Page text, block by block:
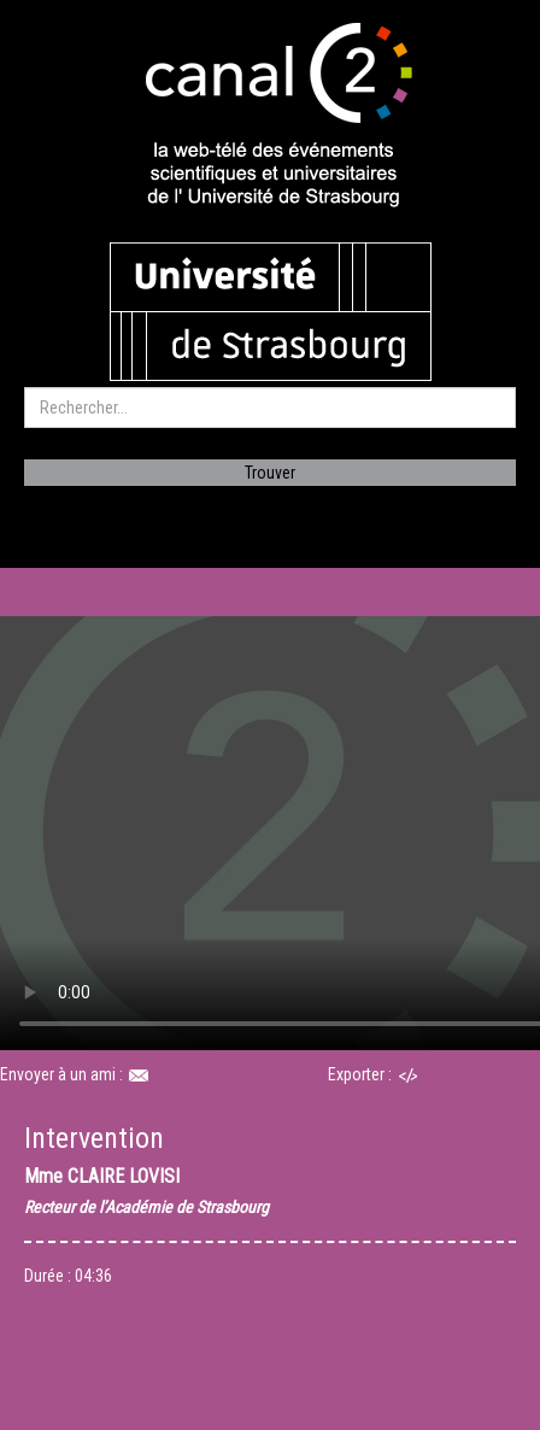
Envoyer à un ami : Exporter :
Intervention
Mme CLAIRE LOVISI
Recteur de l’Académie de Strasbourg
Durée : 04:36